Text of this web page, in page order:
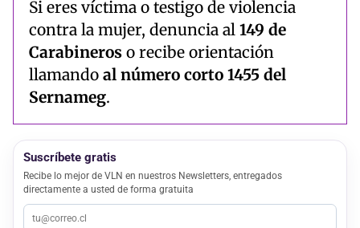
Si eres víctima o testigo de violencia
contra la mujer, denuncia al149 de
Carabineros o recibe orientación
llamandoal número corto 1455 del
Sernameg.
Suscríbete gratis
Recibe lo mejor de VLN en nuestros Newsletters, entregados
directamente a usted de forma gratuita